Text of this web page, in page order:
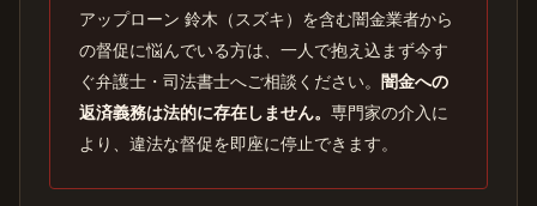
アップローン 鈴木（スズキ）を含む闇金業者から
の督促に悩んでいる方は、一人で抱え込まず今す
ぐ弁護士・司法書士へご相談ください。 闇金への
返済義務は法的に存在しません。 専門家の介入に
より、違法な督促を即座に停止できます。